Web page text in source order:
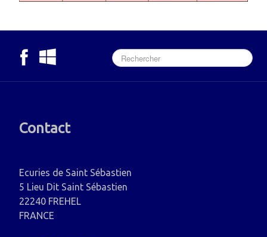
Contact
Ecuries de Saint Sébastien
5 Lieu Dit Saint Sébastien
22240 FREHEL
FRANCE